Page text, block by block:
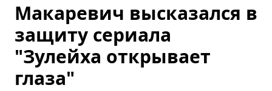
Макаревич высказался в
защиту сериала
"Зулейха открывает
глаза"